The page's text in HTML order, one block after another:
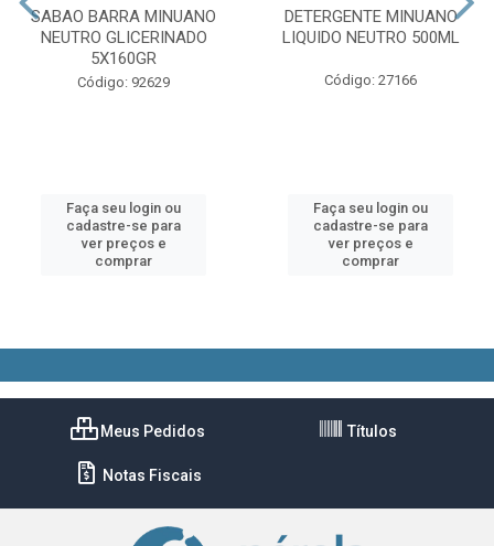
SABAO BARRA MINUANO
NEUTRO GLICERINADO
5X160GR
Código: 92629
Faça seu login ou
cadastre-se para
ver preços e
comprar
DETERGENTE MINUANO
LIQUIDO NEUTRO 500ML
Código: 27166
Faça seu login ou
cadastre-se para
ver preços e
comprar
Meus Pedidos Títulos
Notas Fiscais